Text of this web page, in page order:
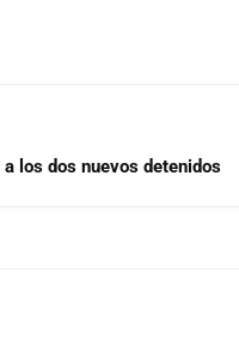
los dos nuevos detenidos